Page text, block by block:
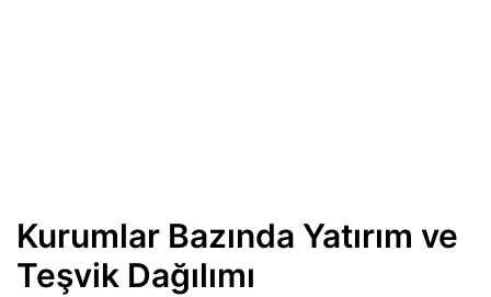
Kurumlar Bazında Yatırım ve
Teşvik Dağılımı